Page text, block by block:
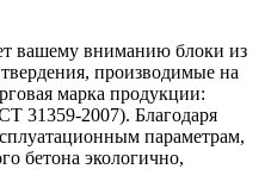
вашему вниманию блоки из
производимые на
марка продукции:
31359-2007). Благодаря
параметрам,
бетона экологично,